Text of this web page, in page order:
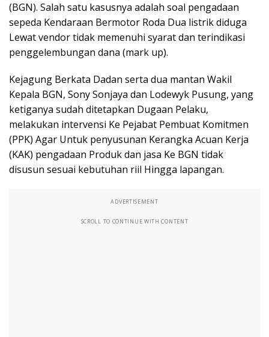
(BGN). Salah satu kasusnya adalah soal pengadaan
sepeda Kendaraan Bermotor Roda Dua listrik diduga
Lewat vendor tidak memenuhi syarat dan terindikasi
penggelembungan dana (mark up).
Kejagung Berkata Dadan serta dua mantan Wakil
Kepala BGN, Sony Sonjaya dan Lodewyk Pusung, yang
ketiganya sudah ditetapkan Dugaan Pelaku,
melakukan intervensi Ke Pejabat Pembuat Komitmen
(PPK) Agar Untuk penyusunan Kerangka Acuan Kerja
(KAK) pengadaan Produk dan jasa Ke BGN tidak
disusun sesuai kebutuhan riil Hingga lapangan.
ADVERTISEMENT
SCROLL TO CONTINUE WITH CONTENT